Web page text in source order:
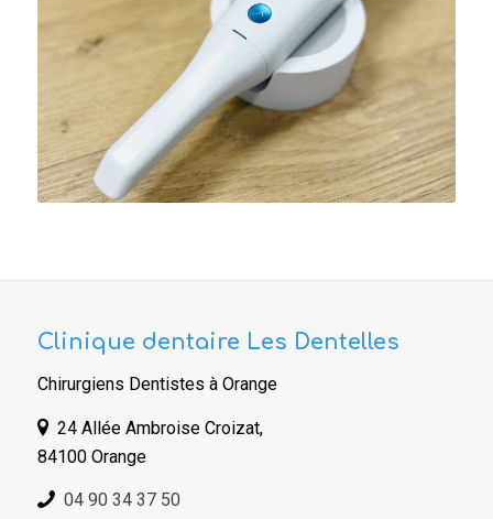
Clinique dentaire Les Dentelles
Chirurgiens Dentistes à Orange
24 Allée Ambroise Croizat,
84100 Orange
04 90 34 37 50